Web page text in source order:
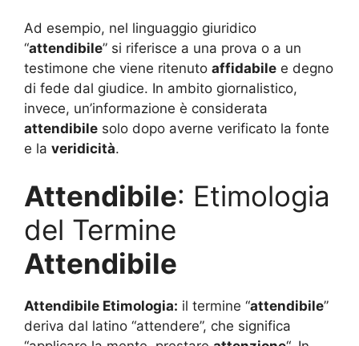
Ad esempio, nel linguaggio giuridico
“attendibile” si riferisce a una prova o a un
testimone che viene ritenuto affidabile e degno
di fede dal giudice. In ambito giornalistico,
invece, un’informazione è considerata
attendibile solo dopo averne verificato la fonte
e la veridicità.
Attendibile: Etimologia
del Termine
Attendibile
Attendibile Etimologia: il termine “attendibile”
deriva dal latino “attendere”, che significa